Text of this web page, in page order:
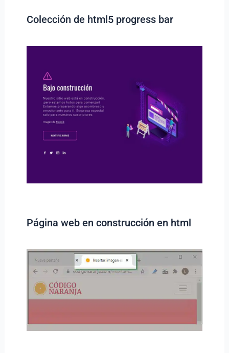
Colección de html5 progress bar
Página web en construcción en html